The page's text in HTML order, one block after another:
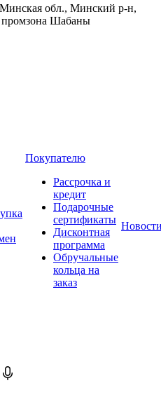
Минская обл., Минский р-н,
промзона Шабаны
Покупателю
Рассрочка и
кредит
Подарочные
сертификаты
Дисконтная
программа
Обручальные
кольца на
заказ